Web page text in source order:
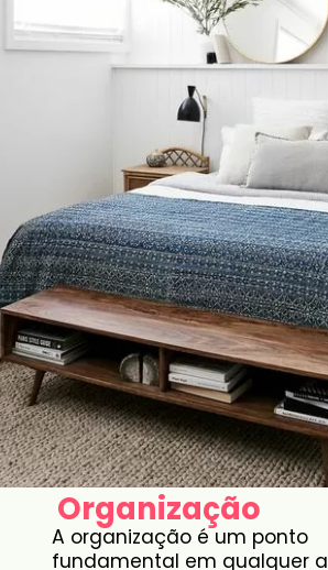
Organização
A organização é um ponto
fundamental em qualquer